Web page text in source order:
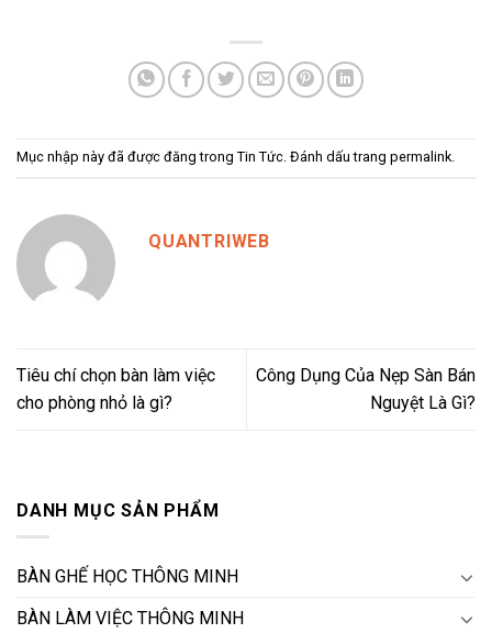
Mục nhập này đã được đăng trong Tin Tức. Đánh dấu trang permalink.
QUANTRIWEB
Tiêu chí chọn bàn làm việc
cho phòng nhỏ là gì?
Công Dụng Của Nẹp Sàn Bán
Nguyệt Là Gì?
DANH MỤC SẢN PHẨM
BÀN GHẾ HỌC THÔNG MINH
BÀN LÀM VIỆC THÔNG MINH